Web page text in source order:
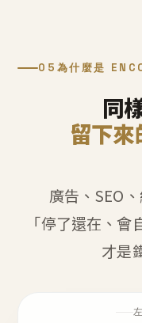
05 為什麼是
同
留下來
廣告、SEO
「停了還在、會
才是